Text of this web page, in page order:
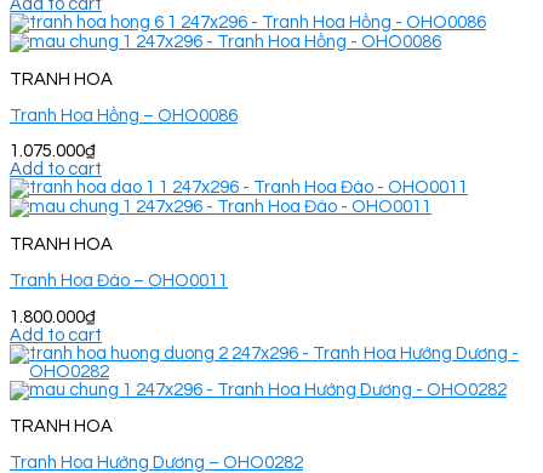
Add to cart
TRANH HOA
Tranh Hoa Hồng – OHO0086
1.075.000₫
Add to cart
TRANH HOA
Tranh Hoa Đào – OHO0011
1.800.000₫
Add to cart
TRANH HOA
Tranh Hoa Hướng Dương – OHO0282